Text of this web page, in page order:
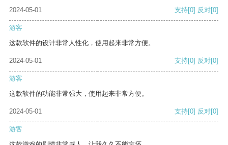
2024-05-01
支持[0] 反对[0]
游客
这款软件的设计非常人性化，使用起来非常方便。
2024-05-01 支持[0] 反对[0]
游客
这款软件的功能非常强大，使用起来非常方便。
2024-05-01 支持[0] 反对[0]
游客